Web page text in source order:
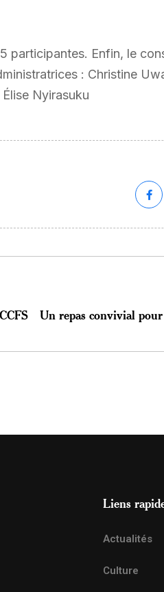
participantes. Enfin, le
: Christine
Nyirasuku
Un repas convivial
Liens
Actualités
Culture